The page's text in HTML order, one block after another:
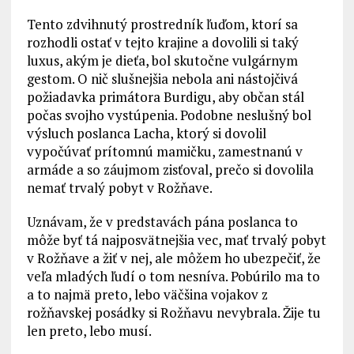
Tento zdvihnutý prostredník ľuďom, ktorí sa
rozhodli ostať v tejto krajine a dovolili si taký
luxus, akým je dieťa, bol skutočne vulgárnym
gestom. O nič slušnejšia nebola ani nástojčivá
požiadavka primátora Burdigu, aby občan stál
počas svojho vystúpenia. Podobne neslušný bol
výsluch poslanca Lacha, ktorý si dovolil
vypočúvať prítomnú mamičku, zamestnanú v
armáde a so záujmom zisťoval, prečo si dovolila
nemať trvalý pobyt v Rožňave.
Uznávam, že v predstavách pána poslanca to
môže byť tá najposvätnejšia vec, mať trvalý pobyt
v Rožňave a žiť v nej, ale môžem ho ubezpečiť, že
veľa mladých ľudí o tom nesníva. Pobúrilo ma to
a to najmä preto, lebo väčšina vojakov z
rožňavskej posádky si Rožňavu nevybrala. Žije tu
len preto, lebo musí.